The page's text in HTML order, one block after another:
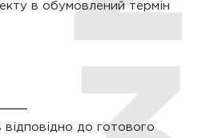
в обумовлений термін
відповідно до готового